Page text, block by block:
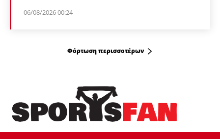
06/08/2026 00:24
Φόρτωση περισσοτέρων